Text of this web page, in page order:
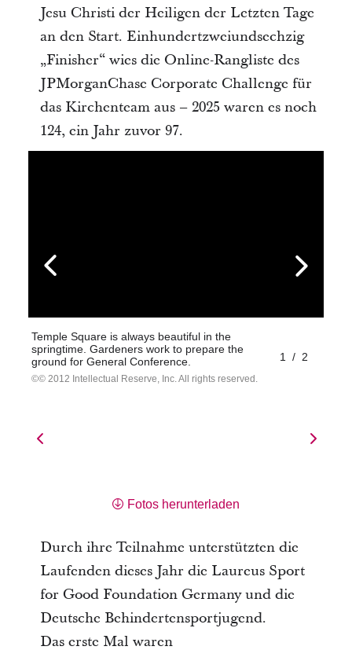
Jesu Christi der Heiligen der Letzten Tage
an den Start. Einhundertzweiundsechzig
„Finisher“ wies die Online-Rangliste des
JPMorganChase Corporate Challenge für
das Kirchenteam aus – 2025 waren es noch
124, ein Jahr zuvor 97.
Temple Square is always beautiful in the
springtime. Gardeners work to prepare the
ground for General Conference.
© 2012 Intellectual Reserve, Inc. All rights reserved.
1 / 2
Fotos herunterladen
Durch ihre Teilnahme unterstützten die
Laufenden dieses Jahr die Laureus Sport
for Good Foundation Germany und die
Deutsche Behindertensportjugend.
Das erste Mal waren